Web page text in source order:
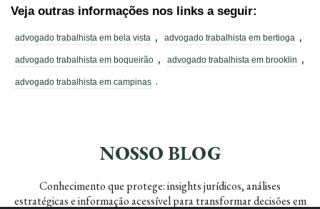
Veja outras informações nos links a seguir:
advogado trabalhista em bela vista , advogado trabalhista em bertioga ,
advogado trabalhista em boqueirão , advogado trabalhista em brooklin ,
advogado trabalhista em campinas .
NOSSO BLOG
Conhecimento que protege: insights jurídicos, análises
estratégicas e informação acessível para transformar decisões em